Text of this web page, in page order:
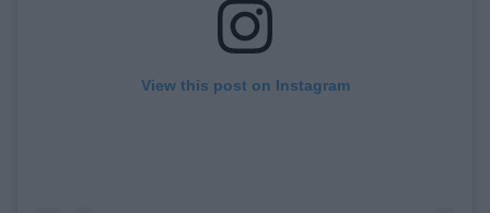
View this post on Instagram